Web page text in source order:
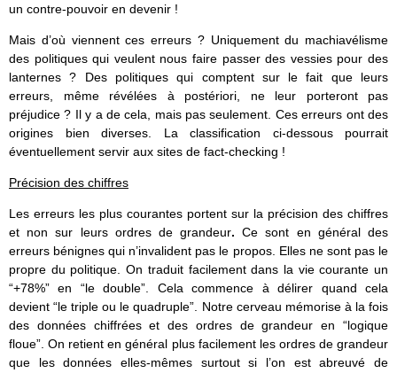
un contre-pouvoir en devenir !
Mais d’où viennent ces erreurs ? Uniquement du machiavélisme
des politiques qui veulent nous faire passer des vessies pour des
lanternes ? Des politiques qui comptent sur le fait que leurs
erreurs, même révélées à postériori, ne leur porteront pas
préjudice ? Il y a de cela, mais pas seulement. Ces erreurs ont des
origines bien diverses. La classification ci-dessous pourrait
éventuellement servir aux sites de fact-checking !
Précision des chiffres
Les erreurs les plus courantes portent sur la précision des chiffres
et non sur leurs ordres de grandeur.Ce sont en général des
erreurs bénignes qui n’invalident pas le propos. Elles ne sont pas le
propre du politique. On traduit facilement dans la vie courante un
“+78%” en “le double”. Cela commence à délirer quand cela
devient “le triple ou le quadruple”. Notre cerveau mémorise à la fois
des données chiffrées et des ordres de grandeur en “logique
floue”. On retient en général plus facilement les ordres de grandeur
que les données elles-mêmes surtout si l’on est abreuvé de